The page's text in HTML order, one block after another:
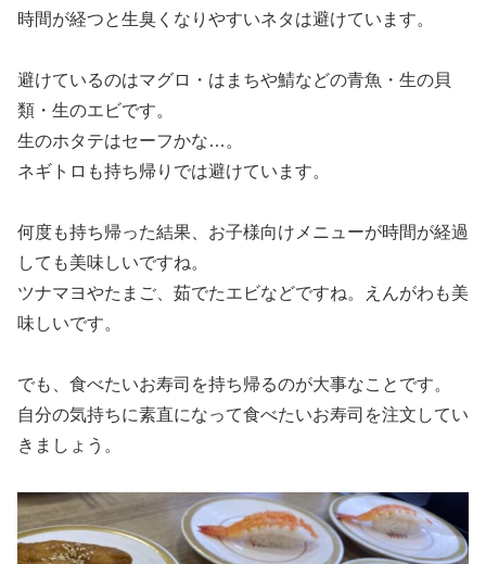
時間が経つと生臭くなりやすいネタは避けています。
避けているのはマグロ・はまちや鯖などの青魚・生の貝
類・生のエビです。
生のホタテはセーフかな…。
ネギトロも持ち帰りでは避けています。
何度も持ち帰った結果、お子様向けメニューが時間が経過
しても美味しいですね。
ツナマヨやたまご、茹でたエビなどですね。えんがわも美
味しいです。
でも、食べたいお寿司を持ち帰るのが大事なことです。
自分の気持ちに素直になって食べたいお寿司を注文してい
きましょう。